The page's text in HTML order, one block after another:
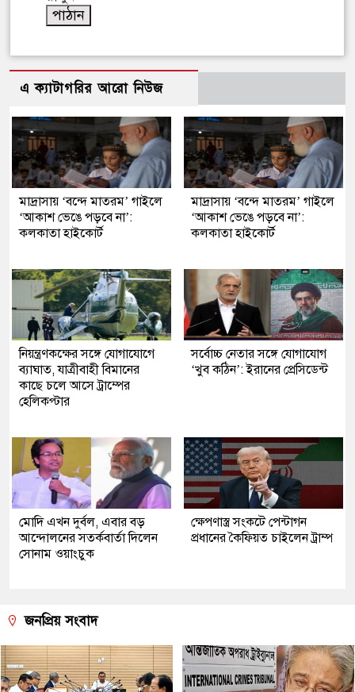
এ ক্যাটাগরির আরো নিউজ
মাদ্রাসায় ‘বন্দে মাতরম’ গাইলে
‘আকাশ ভেঙে পড়বে না’:
কলকাতা হাইকোর্ট
মাদ্রাসায় ‘বন্দে মাতরম’ গাইলে
‘আকাশ ভেঙে পড়বে না’:
কলকাতা হাইকোর্ট
নিয়ন্ত্রণকক্ষের সঙ্গে যোগাযোগে
ব্যাঘাত, যাত্রীবাহী বিমানের
কাছে চলে আসে ট্রাম্পের
হেলিকপ্টার
সর্বোচ্চ নেতার সঙ্গে যোগাযোগ
‘খুব কঠিন’: ইরানের প্রেসিডেন্ট
মোদি এখন দুর্বল, এবার বড়
আন্দোলনের সতর্কবার্তা দিলেন
সোনাম ওয়াংচুক
ক্ষেপণাস্ত্র সংকটে পেন্টাগন
প্রধানের কৈফিয়ত চাইলেন ট্রাম্প
জনপ্রিয় সংবাদ